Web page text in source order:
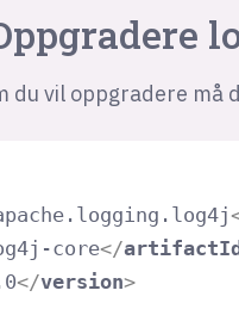
du vil oppgradere må
core</
</version>